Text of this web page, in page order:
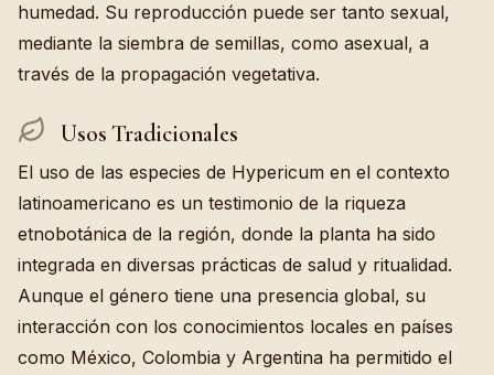
humedad. Su reproducción puede ser tanto sexual,
mediante la siembra de semillas, como asexual, a
través de la propagación vegetativa.
Usos Tradicionales
El uso de las especies de Hypericum en el contexto
latinoamericano es un testimonio de la riqueza
etnobotánica de la región, donde la planta ha sido
integrada en diversas prácticas de salud y ritualidad.
Aunque el género tiene una presencia global, su
interacción con los conocimientos locales en países
como México, Colombia y Argentina ha permitido el